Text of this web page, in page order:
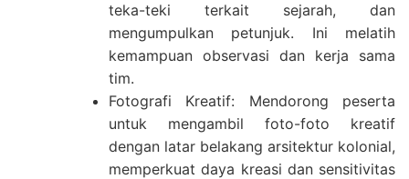
teka-teki terkait sejarah, dan
mengumpulkan petunjuk. Ini melatih
kemampuan observasi dan kerja sama
tim.
Fotografi Kreatif: Mendorong peserta
untuk mengambil foto-foto kreatif
dengan latar belakang arsitektur kolonial,
memperkuat daya kreasi dan sensitivitas